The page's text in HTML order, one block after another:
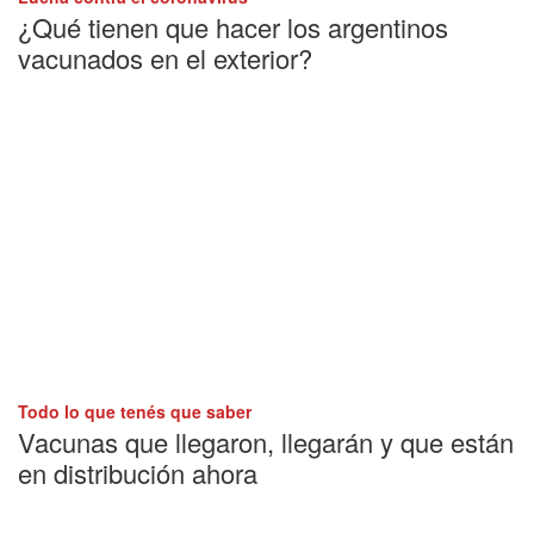
¿Qué tienen que hacer los argentinos
vacunados en el exterior?
Todo lo que tenés que saber
Vacunas que llegaron, llegarán y que están
en distribución ahora